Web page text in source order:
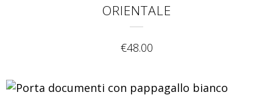
ORIENTALE
€48.00